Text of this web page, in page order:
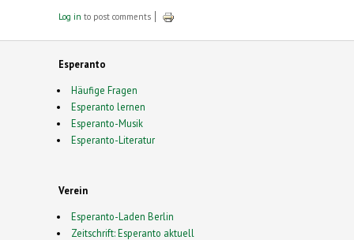
Log in to post comments
Esperanto
Häufige Fragen
Esperanto lernen
Esperanto-Musik
Esperanto-Literatur
Verein
Esperanto-Laden Berlin
Zeitschrift: Esperanto aktuell